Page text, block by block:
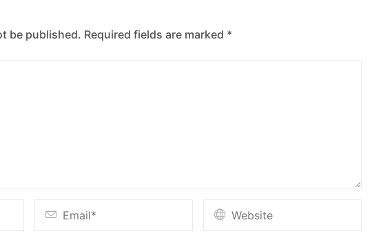
be published. Required fields are marked *